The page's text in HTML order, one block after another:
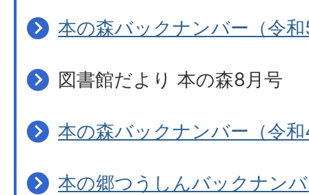
本の森バックナンバー（令
図書館だより 本の森8月号
本の森バックナンバー（令
本の郷つうしんバックナン